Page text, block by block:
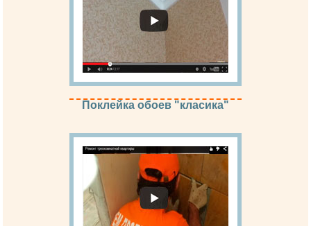
Поклейка обоев "класика"